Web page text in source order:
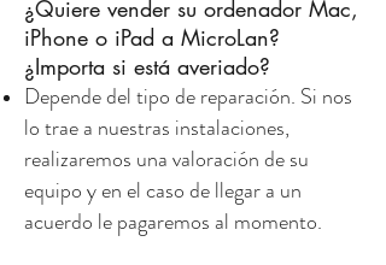
¿Quiere vender su ordenador Mac,
iPhone o iPad a MicroLan?
¿Importa si está averiado?
Depende del tipo de reparación. Si nos
lo trae a nuestras instalaciones,
realizaremos una valoración de su
equipo y en el caso de llegar a un
acuerdo le pagaremos al momento.